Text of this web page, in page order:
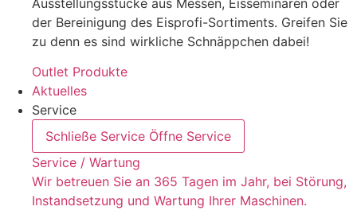
der Bereinigung des Eisprofi-Sortiments. Greifen Sie
zu denn es sind wirkliche Schnäppchen dabei!
Outlet Produkte
Aktuelles
Service
Schließe Service Öffne Service
Service / Wartung
Wir betreuen Sie an 365 Tagen im Jahr, bei Störung,
Instandsetzung und Wartung Ihrer Maschinen.